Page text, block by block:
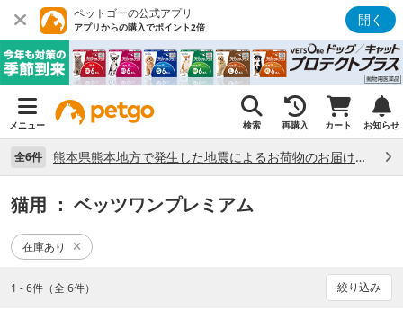
ペットゴーの公式アプリ
アプリからの購入でポイント2倍 開く
メニュー 検索 再購入 カート お知らせ
全6件 熊本県熊本地方で発生した地震によるお荷物のお届け状況について （7/28）
猫用 ： ベッツワンプレミアム
在庫あり
1 - 6件（全 6件） 絞り込み